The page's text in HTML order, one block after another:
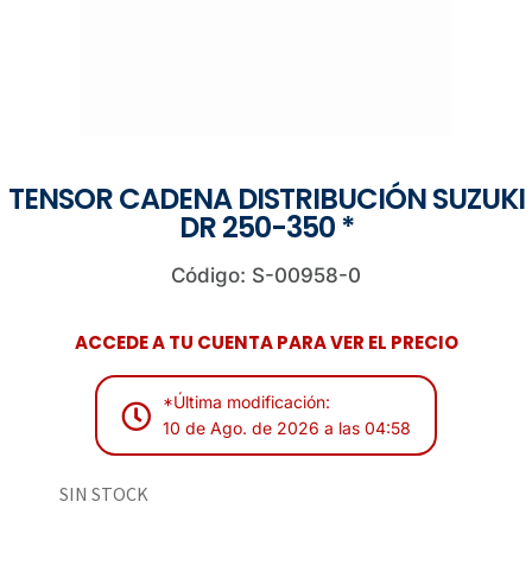
TENSOR CADENA DISTRIBUCIÓN SUZUKI
DR 250-350 *
Código: S-00958-0
ACCEDE A TU CUENTA PARA VER EL PRECIO
*Última modificación:
10 de Ago. de 2026 a las 04:58
SIN STOCK